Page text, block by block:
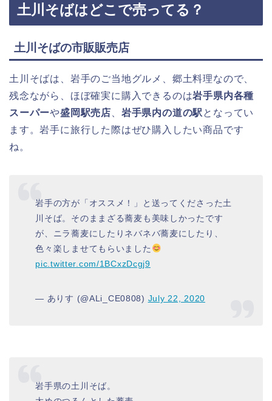
土川そばはどこで売ってる？
土川そばの市販販売店
土川そばは、岩手のご当地グルメ、郷土料理なので、
残念ながら、ほぼ確実に購入できるのは岩手県内各種
スーパーや盛岡駅売店 岩手県内の道の駅 となってい
ます。岩手に旅行した際はぜひ購入したい商品です
ね。
岩手の方が「オススメ！」と送ってくださった土
川そば。そのままざる蕎麦も美味しかったです
が、ニラ蕎麦にしたりネバネバ蕎麦にしたり、
色々楽しませてもらいました
pic.twitter.com/1BCxzDcgj9
— ありす (@ALi_CE0808) July 22, 2020
岩手県の土川そば。